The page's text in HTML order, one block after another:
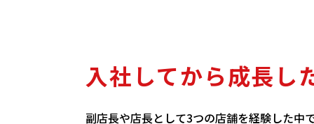
入社してから成長し
副店長や店長として3つの店舗を経験した中